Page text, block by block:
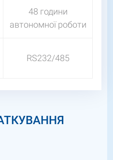
48 години
автономної роботи
RS232/485